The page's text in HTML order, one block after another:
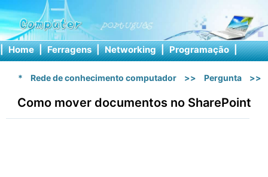
| Home | Ferragens | Networking | Programação |
* Rede de conhecimento computador >> Pergunta >>
Como mover documentos no SharePoint